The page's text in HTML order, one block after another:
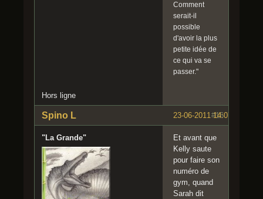
Comment
serait-il
possible
d'avoir la plus
petite idée de
ce qui va se
passer."
Hors ligne
#16
23-06-2011 14:07:37
Spino L
"La Grande"
Et avant que
Kelly saute
pour faire son
numéro de
gym, quand
Sarah dit